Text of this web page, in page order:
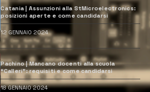
Catania | Assunzioni alla StMicroelectronics:
posizioni aperte e come candidarsi
12 GENNAIO 2024
Pachino | Mancano docenti alla scuola
“Calleri”: requisiti e come candidarsi
18 GENNAIO 2024